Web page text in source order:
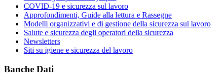
COVID-19 e sicurezza sul lavoro
Approfondimenti, Guide alla lettura e Rassegne
Modelli organizzativi e di gestione della sicurezza sul lavoro
Salute e sicurezza degli operatori della sicurezza
Newsletters
Siti su igiene e sicurezza del lavoro
Banche Dati